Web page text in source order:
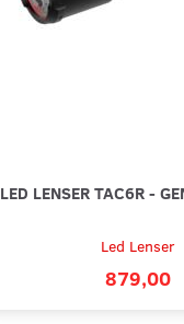
LED LENSER TAC6R -
Led Lenser
879,00